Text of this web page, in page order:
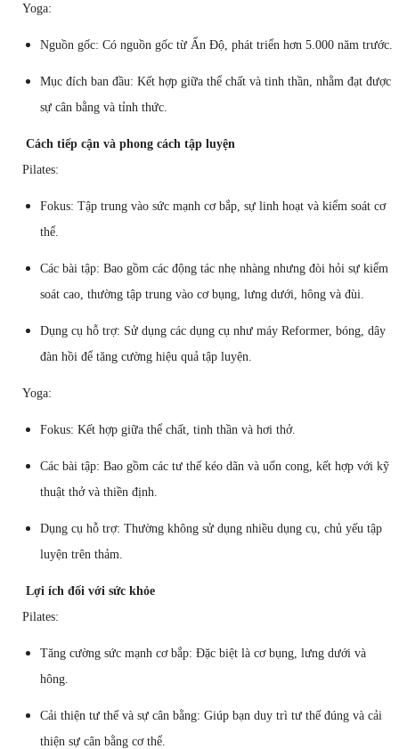
Yoga:
Nguồn gốc: Có nguồn gốc từ Ấn Độ, phát triển hơn 5.000 năm trước.
Mục đích ban đầu: Kết hợp giữa thể chất và tinh thần, nhằm đạt được
sự cân bằng và tỉnh thức.
Cách tiếp cận và phong cách tập luyện
Pilates:
Fokus: Tập trung vào sức mạnh cơ bắp, sự linh hoạt và kiểm soát cơ
thể.
Các bài tập: Bao gồm các động tác nhẹ nhàng nhưng đòi hỏi sự kiểm
soát cao, thường tập trung vào cơ bụng, lưng dưới, hông và đùi.
Dụng cụ hỗ trợ: Sử dụng các dụng cụ như máy Reformer, bóng, dây
đàn hồi để tăng cường hiệu quả tập luyện.
Yoga:
Fokus: Kết hợp giữa thể chất, tinh thần và hơi thở.
Các bài tập: Bao gồm các tư thế kéo dãn và uốn cong, kết hợp với kỹ
thuật thở và thiền định.
Dụng cụ hỗ trợ: Thường không sử dụng nhiều dụng cụ, chủ yếu tập
luyện trên thảm.
Lợi ích đối với sức khỏe
Pilates:
Tăng cường sức mạnh cơ bắp: Đặc biệt là cơ bụng, lưng dưới và
hông.
Cải thiện tư thế và sự cân bằng: Giúp bạn duy trì tư thế đúng và cải
thiện sự cân bằng cơ thể.